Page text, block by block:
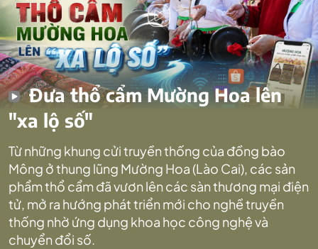
Đưa thổ cẩm Mường Hoa lên
"xa lộ số"
Từ những khung cửi truyền thống của đồng bào
Mông ở thung lũng Mường Hoa (Lào Cai), các sản
phẩm thổ cẩm đã vươn lên các sàn thương mại điện
tử, mở ra hướng phát triển mới cho nghề truyền
thống nhờ ứng dụng khoa học công nghệ và
chuyển đổi số.